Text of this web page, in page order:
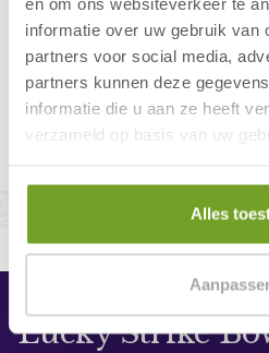
informatie over uw gebruik van
partners voor social media,
partners kunnen deze
informatie die u aan ze heeft
verzameld op basis van uw
Alles
Teen Bowling takes about 2
to 17 years, minimum 4
* Meat snack
Lucky Strike